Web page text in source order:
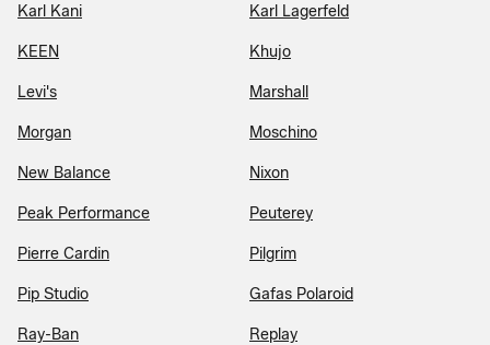
Karl Kani Karl Lagerfeld
KEEN Khujo
Levi's Marshall
Morgan Moschino
New Balance Nixon
Peak Performance Peuterey
Pierre Cardin Pilgrim
Pip Studio Gafas Polaroid
Ray-Ban Replay